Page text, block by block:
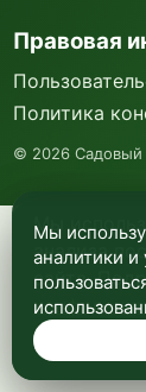
Мы
анализа
сайта.
Правовая
Политика
© 2026 Садовый
Мы
аналитики